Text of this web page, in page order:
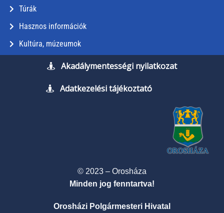
Túrák
Hasznos információk
Kultúra, múzeumok
Akadálymentességi nyilatkozat
Adatkezelési tájékoztató
© 2023 – Orosháza
Minden jog fenntartva!
Orosházi Polgármesteri Hivatal